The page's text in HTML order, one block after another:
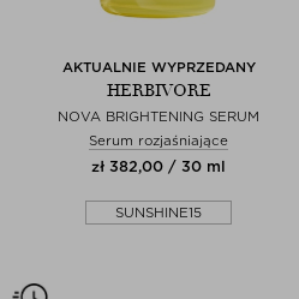
AKTUALNIE WYPRZEDANY
HERBIVORE
NOVA BRIGHTENING SERUM
Serum rozjaśniające
zł 382,00 / 30 ml
SUNSHINE15